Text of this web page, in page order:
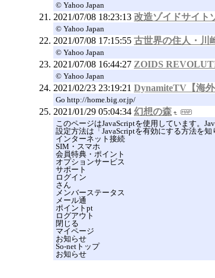
© Yahoo Japan
2021/07/08 18:23:13 改造ゾイドサイト
© Yahoo Japan
2021/07/08 17:15:55 古世界の住人・川
© Yahoo Japan
2021/07/08 16:44:27 ZOIDS
© Yahoo Japan
2021/02/23 23:19:21 DynamiteTV【海外
Go http://home.big.or.jp/
2021/01/29 05:04:34 幻想の森
このページはJavaScriptを使用しています。
設定方法は「JavaScriptを有効にする方法を知
インターネット接続
SIM・スマホ
会員特典・ポイント
オプションサービス
サポート
ログイン
さん
メンバーステータス
メール通
ポイントpt
ログアウト
閉じる
マイページ
お知らせ
So-netトップ
お知らせ